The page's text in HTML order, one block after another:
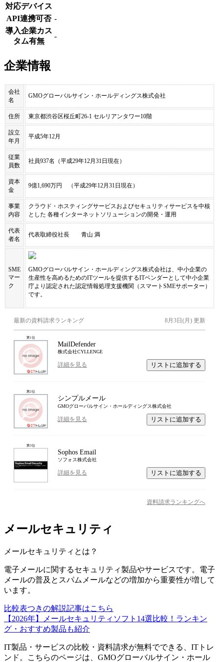
対応デバイス
API連携可否 -
導入企業カス
タム有無
-
企業情報
会社
名
GMOグローバルサイン・ホールディングス株式会社
住所 東京都渋谷区桜丘町26-1 セルリアンタワー10階
設立
年月
平成5年12月
従業
員数
社員937名（平成29年12月31日現在）
資本
金
9億1,690万円 （平成29年12月31日現在）
事業
内容
クラウド・ホスティングサービスおよびセキュリティサービスを中核
とした 各種インターネットソリューションの開発・運用
代表
者名
代表取締役社長 青山 満
SME
マー
ク
GMOグローバルサイン・ホールディングス株式会社は、中小企業の
生産性を高めるためのITツールを提供するITベンダーとして中小企業
庁より認定された認定情報処理支援機関（スマートSMEサポーター）
です。
最新の資料請求ランキング 8月3日(月) 更新
第1位
MailDefender
株式会社CYLLENGE
詳細を見る リストに追加する
第2位
シンプルメール
GMOグローバルサイン・ホールディングス株式会社
詳細を見る リストに追加する
第3位
Sophos Email
ソフォス株式会社
詳細を見る リストに追加する
資料請求ランキングへ
メールセキュリティ
メールセキュリティ とは？
電子メールに関するセキュリティ製品やサービスです。電子
メールの普及とスパムメールなどの増加から重要性が増して
います。
比較表つきの解説記事はこちら
【2026年】メールセキュリティソフト14選比較！ランキン
グ・おすすめ製品も紹介
IT製品・サービスの比較・資料請求が無料でできる、ITトレ
ンド。こちらのページは、 GMOグローバルサイン・ホール